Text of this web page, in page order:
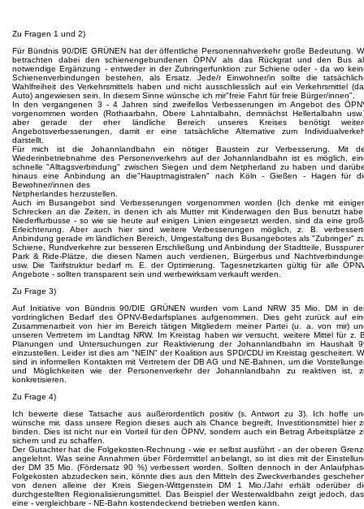
Zu Fragen 1 und 2)
Für Bündnis 90/DIE GRÜNEN hat der öffentliche Personennahverkehr große Bedeutung.
betrachten dabei den schienengebundenen ÖPNV als das Rückgrat und den Bus
notwendige Ergänzung - entweder in der Zubringerfunktion zur Schiene oder - da wo
Schienenverbindungen bestehen, als Ersatz. Jede/r Einwohner/in sollte die
Wahlfreiheit des Verkehrsmittels haben und nicht ausschliesslich auf ein Verkehrsmittel
Auto) angewiesen sein. In diesem Sinne wünsche ich mir"freie Fahrt für freie Bürger/innen".
In den vergangenen 3 - 4 Jahren sind zweifellos Verbesserungen im Angebot des
vorgenommen worden (Rothaarbahn, Obere Lahntalbahn, demnächst Hellertalbahn
aber gerade der eher ländliche Bereich unseres Kreises benötigt
Angebotsverbesserungen, damit er eine tatsächliche Alternative zum
darstellt.
Für mich ist die Johannlandbahn ein nötiger Baustein zur Verbesserung. Mit
Wiederinbetriebnahme des Personenverkehrs auf der Johannlandbahn ist es möglich,
schnelle "Alltagsverbindung" zwischen Siegen und dem Netpherland zu haben und
hinaus eine Anbindung an die"Hauptmagistralen" nach Köln - Gießen - Hagen für
Bewohner/innen des
Netpherlandes herzustellen.
Auch im Busangebot sind Verbesserungen vorgenommen worden (Ich denke mit
Schrecken an die Zeiten, in denen ich als Mutter mit Kinderwagen den Bus benutzt
Niederflurbusse - so wie sie heute auf einigen Linien eingesetzt werden, sind da eine
Erleichterung. Aber auch hier sind weitere Verbesserungen möglich, z. B.
Anbindung gerade im ländlichen Bereich, Umgestaltung des Busangebotes als "Zubringer"
Schiene, Rundverkehre zur besseren Erschließung und Anbindung der Stadtteile,
Park & Ride-Plätze, die diesen Namen auch verdienen, Bürgerbus und
usw. Die Tarifstruktur bedarf m. E. der Optimierung. Tagesnetzkarten gültig für alle
Angebote - sollten transparent sein und werbewirksam verkauft werden.
Zu Frage 3)
Auf Initiative von Bündnis 90/DIE GRÜNEN wurden vom Land NRW 35 Mio. DM in
vordringlichen Bedarf des ÖPNV-Bedarfsplanes aufgenommen. Dies geht zurück auf
Zusammenarbeit von hier im Bereich tätigen Mitgliedern meiner Partei (u. a. von mir)
unseren Vertretern im Landtag NRW. Im Kreistag haben wir versucht, weitere Mittel für z.
Planungen und Untersuchungen zur Reaktivierung der Johannlandbahn im Haushalt
einzustellen. Leider ist dies am "NEIN" der Koalition aus SPD/CDU im Kreistag gescheitert.
sind in informellen Kontakten mit Vertretern der DB AG und NE-Bahnen, um die
und Möglichkeiten wie der Personenverkehr der Johannlandbahn zu reaktiven ist,
konkretisieren.
Zu Frage 4)
Ich bewerte diese Tatsache aus außerordentlich positiv (s. Antwort zu 3). Ich hoffe
wünsche mir, dass unsere Region dieses auch als Chance begreift, Investitionsmittel hier
binden. Dies ist nicht nur ein Vorteil für den ÖPNV, sondern auch ein Betrag Arbeitsplätze
sichern und zu schaffen.
Der Gutachter hat die Folgekosten-Rechnung - wie er selbst ausführt - an der oberen
angelehnt. Was seine Annahmen über Fördermittel anbelangt, so ist dies mit der
der DM 35 Mio. (Fördersatz 90 %) verbessert worden. Sollten dennoch in der
Folgekosten abzudecken sein, könnte dies aus den Mitteln des Zweckverbandes
von denen alleine der Kreis Siegen-Wittgenstein DM 1 Mio./Jahr erhält oderüber
durchgestellten Regionalisierungsmittel. Das Beispiel der Westerwaldbahn zeigt jedoch,
eine - vergleichbare - NE-Bahn kostendeckend betrieben werden kann.